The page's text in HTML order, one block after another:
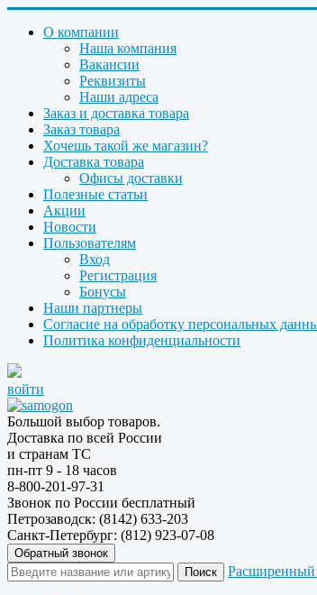
О компании
Наша компания
Вакансии
Реквизиты
Наши адреса
Заказ и доставка товара
Заказ товара
Хочешь такой же магазин?
Доставка товара
Офисы доставки
Полезные статьи
Акции
Новости
Пользователям
Вход
Регистрация
Бонусы
Наши партнеры
Согласие на обработку персональных
Политика конфиденциальности
войти
Большой выбор товаров.
Доставка по всей России
и странам ТС
пн-пт 9 - 18 часов
8-800-201-97-31
Звонок по России бесплатный
Петрозаводск: (8142) 633-203
Санкт-Петербург: (812) 923-07-08
Обратный звонок
Расширенный